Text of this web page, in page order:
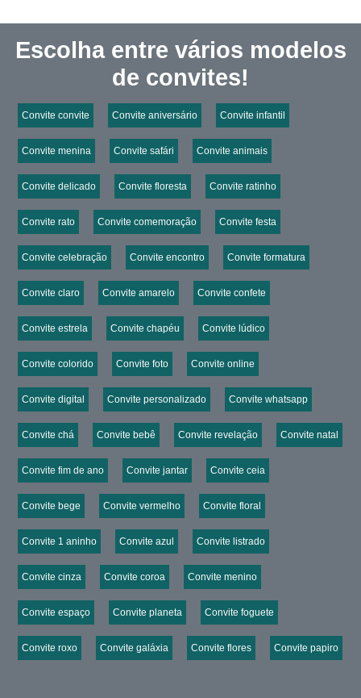
Escolha entre vários modelos
de convites!
Convite convite Convite aniversário Convite infantil
Convite menina Convite safári Convite animais
Convite delicado Convite floresta Convite ratinho
Convite rato Convite comemoração Convite festa
Convite celebração Convite encontro Convite formatura
Convite claro Convite amarelo Convite confete
Convite estrela Convite chapéu Convite lúdico
Convite colorido Convite foto Convite online
Convite digital Convite personalizado Convite whatsapp
Convite chá Convite bebê Convite revelação Convite natal
Convite fim de ano Convite jantar Convite ceia
Convite bege Convite vermelho Convite floral
Convite 1 aninho Convite azul Convite listrado
Convite cinza Convite coroa Convite menino
Convite espaço Convite planeta Convite foguete
Convite roxo Convite galáxia Convite flores Convite papiro